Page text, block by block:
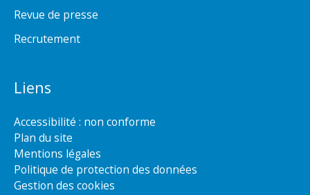
Revue de presse
Recrutement
Liens
Accessibilité : non conforme
Plan du site
Mentions légales
Politique de protection des données
Gestion des cookies